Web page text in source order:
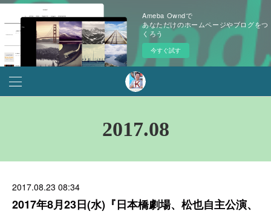
Ameba Owndで
あなただけのホームページやブログをつ
くろう
今すぐ試す
2017.08
2017.08.23 08:34
2017年8月23日(水)『日本橋劇場、松也自主公演、